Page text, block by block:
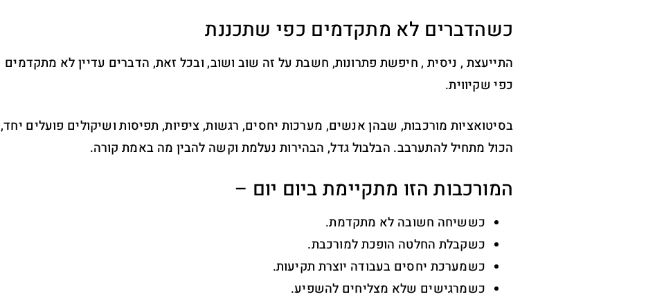
כשהדברים לא מתקדמים כפי שתכננת
התייעצת , ניסית , חיפשת פתרונות, חשבת על זה שוב ושוב, ובכל זאת, הדברים עדיין לא מתקדמים
כפי שקיווית.
בסיטואציות מורכבות, שבהן אנשים, מערכות יחסים, רגשות, ציפיות, תפיסות ושיקולים פועלים יחד,
הכול מתחיל להתערבב. הבלבול גדל, הבהירות נעלמת וקשה להבין מה באמת קורה.
המורכבות הזו מתקיימת ביום יום –
כששיחה חשובה לא מתקדמת.
כשקבלת החלטה הופכת למורכבת.
כשמערכת יחסים בעבודה יוצרת תקיעות.
כשמרגישים שלא מצליחים להשפיע.